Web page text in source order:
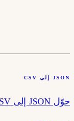
JSON إلى CSV
حوّل JSON إلى CSV